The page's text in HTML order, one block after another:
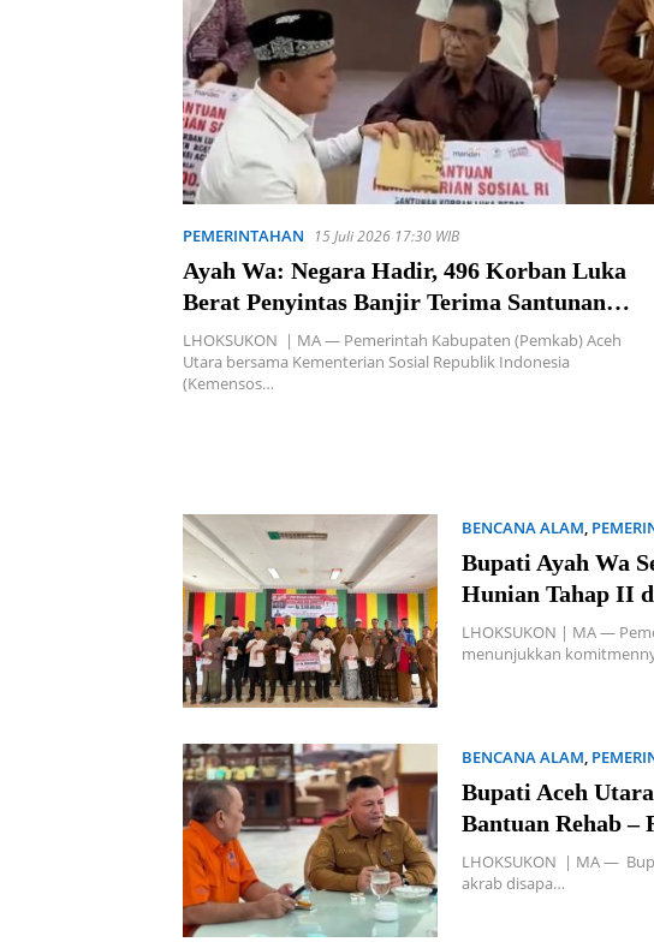
PEMERINTAHAN 15 Juli 2026 17:30 WIB
Ayah Wa: Negara Hadir, 496 Korban Luka
Berat Penyintas Banjir Terima Santunan
Rp2,48 Miliar
LHOKSUKON | MA — Pemerintah Kabupaten (Pemkab) Aceh
Utara bersama Kementerian Sosial Republik Indonesia
(Kemensos…
BENCANA ALAM,
Bupati Ayah Wa
Hunian Tahap II
LHOKSUKON | MA —
menunjukkan
BENCANA ALAM,
Bupati Aceh
Bantuan Rehab –
LHOKSUKON | MA —
akrab disapa…